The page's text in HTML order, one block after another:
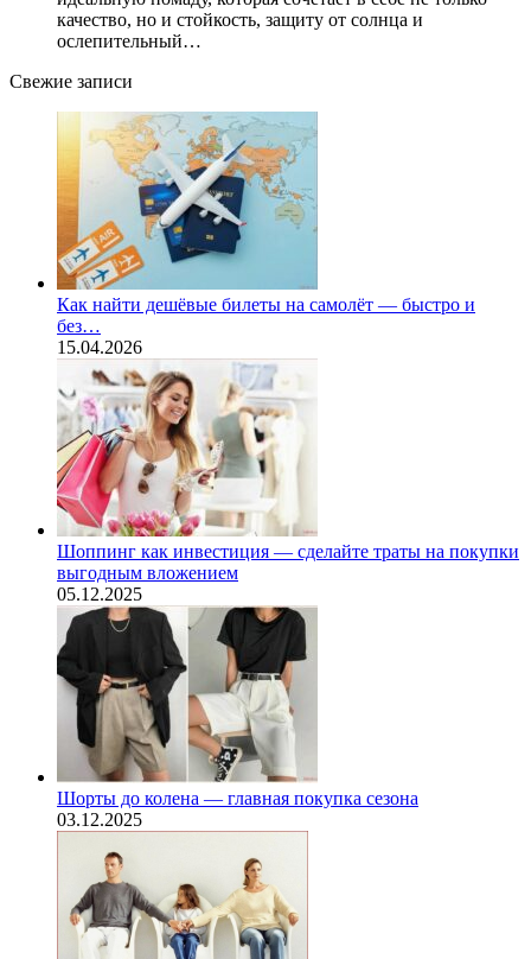
качество, но и стойкость, защиту от солнца и
ослепительный…
Свежие записи
Как найти дешёвые билеты на самолёт — быстро и
без…
15.04.2026
Шоппинг как инвестиция — сделайте траты на покупки
выгодным вложением
05.12.2025
Шорты до колена — главная покупка сезона
03.12.2025